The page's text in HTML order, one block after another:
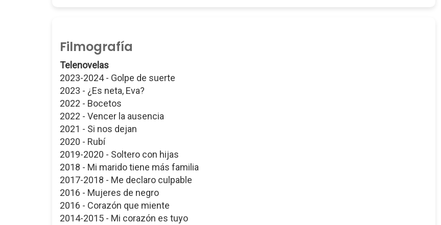
Filmografía
Telenovelas
2023-2024 - Golpe de suerte
2023 - ¿Es neta, Eva?
2022 - Bocetos
2022 - Vencer la ausencia
2021 - Si nos dejan
2020 - Rubí
2019-2020 - Soltero con hijas
2018 - Mi marido tiene más familia
2017-2018 - Me declaro culpable
2016 - Mujeres de negro
2016 - Corazón que miente
2014-2015 - Mi corazón es tuyo